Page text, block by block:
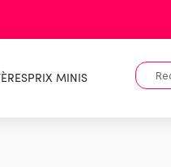
PRIX MINIS